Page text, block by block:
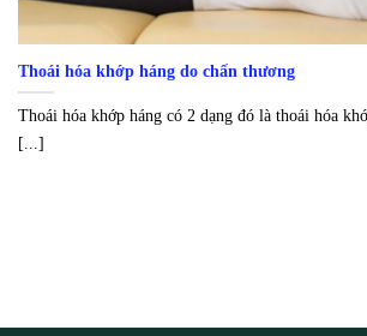
Thoái hóa khớp háng do chấn thương
Thoái hóa khớp háng có 2 dạng đó là thoái hóa
[...]